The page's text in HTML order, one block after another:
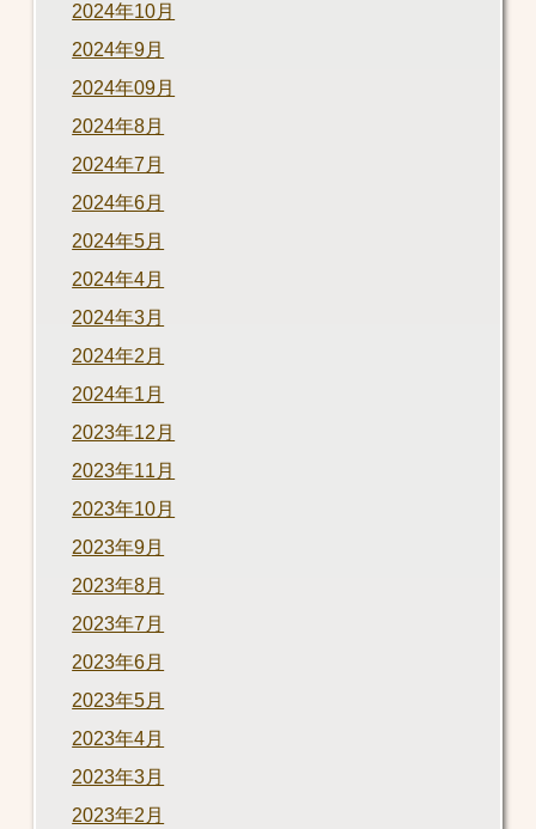
2024年10月
2024年9月
2024年09月
2024年8月
2024年7月
2024年6月
2024年5月
2024年4月
2024年3月
2024年2月
2024年1月
2023年12月
2023年11月
2023年10月
2023年9月
2023年8月
2023年7月
2023年6月
2023年5月
2023年4月
2023年3月
2023年2月